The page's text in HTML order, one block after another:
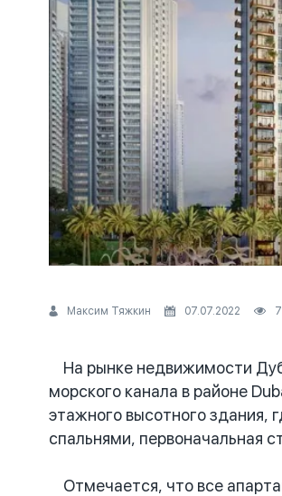
Максим Тяжкин 07.07.2022
На рынке недвижимости
морского канала в районе
этажного высотного здания,
спальнями, первоначальная
Отмечается, что все